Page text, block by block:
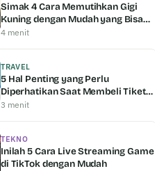
Simak 4 Cara Memutihkan Gigi
Kuning dengan Mudah yang Bisa
Kamu Coba
4 menit
TRAVEL
5 Hal Penting yang Perlu
Diperhatikan Saat Membeli Tiket
Pesawat
3 menit
TEKNO
Inilah 5 Cara Live Streaming Game
di TikTok dengan Mudah